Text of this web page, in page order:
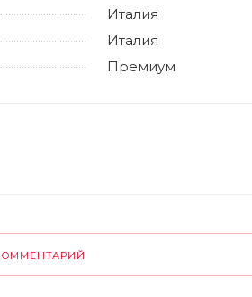
Италия
Италия
Премиум